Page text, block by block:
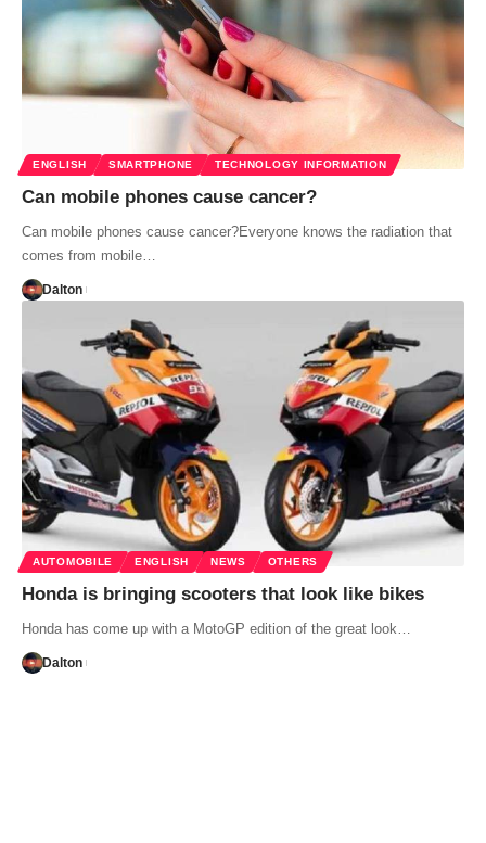
ENGLISH SMARTPHONE TECHNOLOGY INFORMATION
Can mobile phones cause cancer?
Can mobile phones cause cancer?Everyone knows the radiation that
comes from mobile…
Dalton
AUTOMOBILE ENGLISH NEWS OTHERS
Honda is bringing scooters that look like bikes
Honda has come up with a MotoGP edition of the great look…
Dalton